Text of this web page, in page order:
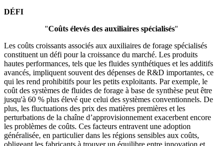
DÉFI
"Coûts élevés des auxiliaires spécialisés"
Les coûts croissants associés aux auxiliaires de forage spécialisés
constituent un défi pour la croissance du marché. Les produits
hautes performances, tels que les fluides synthétiques et les additifs
avancés, impliquent souvent des dépenses de R&D importantes, ce
qui les rend prohibitifs pour les petits exploitants. Par exemple, le
coût des systèmes de fluides de forage à base de synthèse peut être
jusqu'à 60 % plus élevé que celui des systèmes conventionnels. De
plus, les fluctuations des prix des matières premières et les
perturbations de la chaîne d’approvisionnement exacerbent encore
les problèmes de coûts. Ces facteurs entravent une adoption
généralisée, en particulier dans les régions sensibles aux coûts,